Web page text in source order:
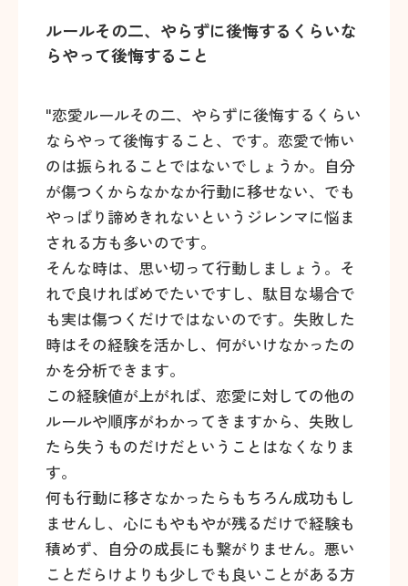
ルールその二、やらずに後悔するくらいな
らやって後悔すること
"恋愛ルールその二、やらずに後悔するくらい
ならやって後悔すること、です。恋愛で怖い
のは振られることではないでしょうか。自分
が傷つくからなかなか行動に移せない、でも
やっぱり諦めきれないというジレンマに悩ま
される方も多いのです。
そんな時は、思い切って行動しましょう。そ
れで良ければめでたいですし、駄目な場合で
も実は傷つくだけではないのです。失敗した
時はその経験を活かし、何がいけなかったの
かを分析できます。
この経験値が上がれば、恋愛に対しての他の
ルールや順序がわかってきますから、失敗し
たら失うものだけだということはなくなりま
す。
何も行動に移さなかったらもちろん成功もし
ませんし、心にもやもやが残るだけで経験も
積めず、自分の成長にも繋がりません。悪い
ことだらけよりも少しでも良いことがある方